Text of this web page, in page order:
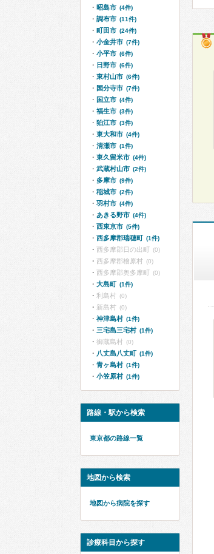
昭島市 (4件)
調布市 (11件)
町田市 (24件)
小金井市 (7件)
小平市 (6件)
日野市 (6件)
東村山市 (6件)
国分寺市 (7件)
国立市 (4件)
福生市 (3件)
狛江市 (3件)
東大和市 (4件)
清瀬市 (1件)
東久留米市 (4件)
武蔵村山市 (2件)
多摩市 (9件)
稲城市 (2件)
羽村市 (4件)
あきる野市 (4件)
西東京市 (5件)
西多摩郡瑞穂町 (1件)
西多摩郡日の出町 (0)
西多摩郡檜原村 (0)
西多摩郡奥多摩町 (0)
大島町 (1件)
利島村 (0)
新島村 (0)
神津島村 (1件)
三宅島三宅村 (1件)
御蔵島村 (0)
八丈島八丈町 (1件)
青ヶ島村 (1件)
小笠原村 (1件)
路線・駅から検索
東京都の路線一覧
地図から検索
地図から病院を探す
診療科目から探す